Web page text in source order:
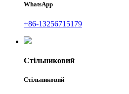
WhatsApp
+86-13256715179
Стільниковий
Стільниковий